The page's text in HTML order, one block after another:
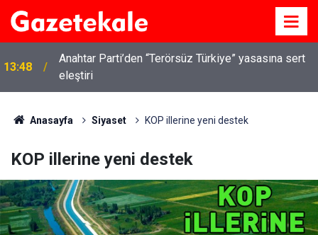
13:48
Anahtar Parti’den “Terörsüz Türkiye” yasasına sert
eleştiri
Anasayfa Siyaset KOP illerine yeni destek
KOP illerine yeni destek